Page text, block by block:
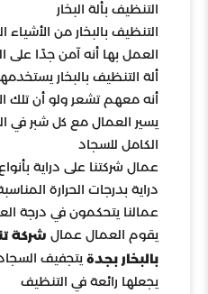
التنظيف بألة البخار
التنظيف بالبخار من الأشياء
العمل بها أنه آمن جدًا على
ألة التنظيف بالبخار
أنه معهم تشعر ولو أن
يسير العمال مع كل شبر في
الكامل للسجاد
عمال شركتنا على دراية
دراية بدرجات الحرارة
عمالنا يتحكمون في درجة
يقوم العمال عمال شركة
بالبخار بجدة يتجفيف
يجعلها رائعة في التنظيف